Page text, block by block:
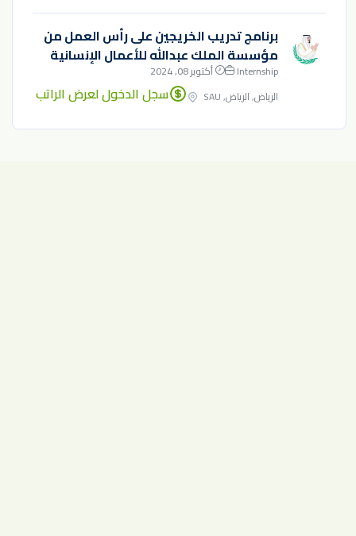
برنامج تدريب الخريجين على رأس العمل من
مؤسسة الملك عبدالله للأعمال الإنسانية
Internship
أكتوبر 08, 2024
الرياض, الرياض, SAU
سجل الدخول لعرض الراتب